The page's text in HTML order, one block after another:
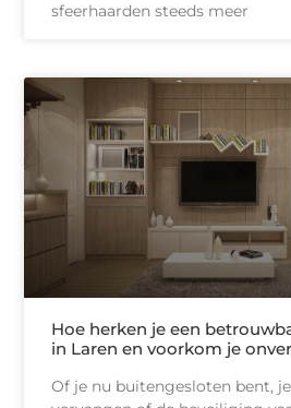
sfeerhaarden steeds meer
Hoe herken je een
in Laren en voorkom je
Of je nu buitengesloten bent,